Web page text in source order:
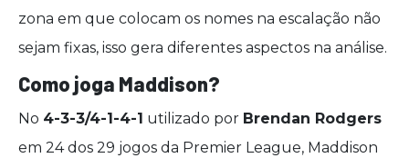
zona em que colocam os nomes na escalação não
sejam fixas, isso gera diferentes aspectos na análise.
Como joga Maddison?
No 4-3-3/4-1-4-1 utilizado por Brendan Rodgers
em 24 dos 29 jogos da Premier League, Maddison